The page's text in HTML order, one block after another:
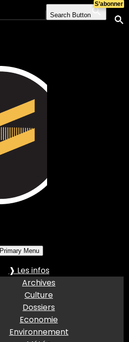
Search Button
Primary Menu
❱ Les infos
Archives
Culture
Dossiers
Economie
Environnement
S’abonner